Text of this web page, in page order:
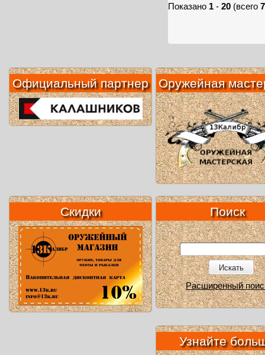
Показано 1 - 20 (всего
Официальный партнер Оружейная
Скидки Поиск
Искать
Расширенный
Узнайте